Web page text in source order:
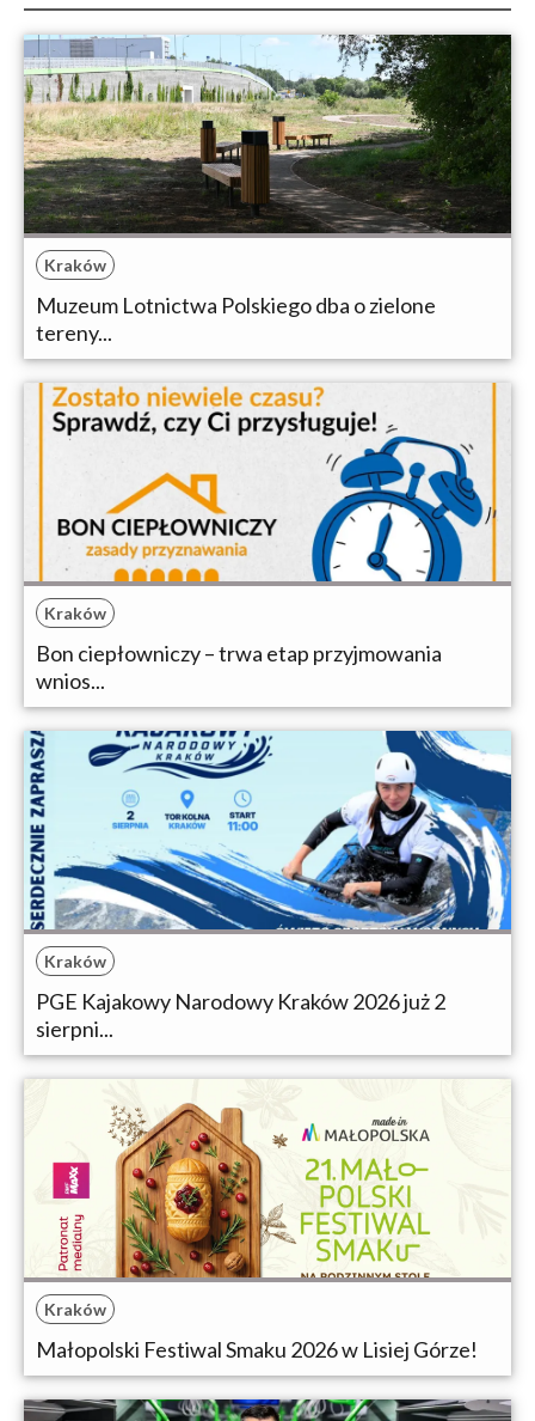
Kraków
Muzeum Lotnictwa Polskiego dba o zielone
tereny...
Kraków
Bon ciepłowniczy – trwa etap przyjmowania
wnios...
Kraków
PGE Kajakowy Narodowy Kraków 2026 już 2
sierpni...
Kraków
Małopolski Festiwal Smaku 2026 w Lisiej Górze!